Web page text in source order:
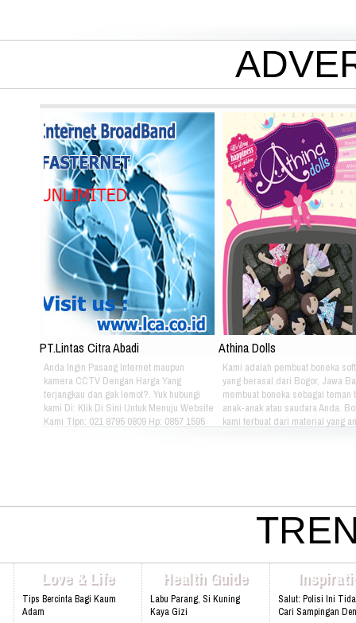
PT.Lintas Citra Abadi
Anda Ingin Pasang Internet maupun
kamera CCTV Dengan Harga Yang
terjangkau dan gak lemot?. Yuk hubungi
kami Di: Klik Di Sini Untuk Menuju Website
Kami Tlpn: 021 8795 0809 Hp: 0857 1595
Athina Dolls
Kami adalah pembuat boneka
yang berasal dari Bogor, Jawa
membuat boneka sebagai teman
anak-anak atau saudara Anda.
kami terbuat dari material yang
4080 Email:
Bbm: 7CD899C3 Addresh:
Park, Jl. Raya Babakan Madang
www.athinadolls.com We Bring
To All Children !! Cinta Batik
Ku Indonesia !! Klik Di Sini Untuk
Website Kami
Love & Life
Tips Bercinta Bagi Kaum
Adam
Health Guide
Labu Parang, Si Kuning
Kaya Gizi
Salut: Polisi Ini
Cari Sampingan